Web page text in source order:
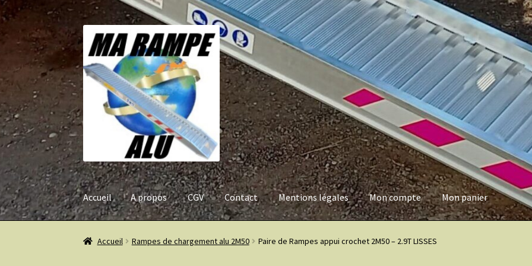
Aller
à
navigation
Aller
au
contenu
Accueil A propos CGV Contact Mentions légales Mon compte Mon panier
Accueil A propos CGV Contact Mentions légales Mon compte Mon panier
Accueil Rampes de chargement alu 2M50 Paire de Rampes appui crochet 2M50 – 2.9T LISSES